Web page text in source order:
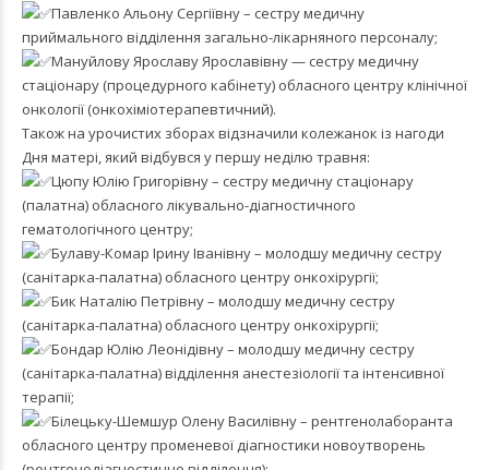
Павленко Альону Сергіївну – сестру медичну
приймального відділення загально-лікарняного персоналу;
Мануйлову Ярославу Ярославівну — сестру медичну
стаціонару (процедурного кабінету) обласного центру клінічної
онкології (онкохіміотерапевтичний).
Також на урочистих зборах відзначили колежанок із нагоди
Дня матері, який відбувся у першу неділю травня:
Цюпу Юлію Григорівну – сестру медичну стаціонару
(палатна) обласного лікувально-діагностичного
гематологічного центру;
Булаву-Комар Ірину Іванівну – молодшу медичну сестру
(санітарка-палатна) обласного центру онкохірургії;
Бик Наталію Петрівну – молодшу медичну сестру
(санітарка-палатна) обласного центру онкохірургії;
Бондар Юлію Леонідівну – молодшу медичну сестру
(санітарка-палатна) відділення анестезіології та інтенсивної
терапії;
Білецьку-Шемшур Олену Василівну – рентгенолаборанта
обласного центру променевої діагностики новоутворень